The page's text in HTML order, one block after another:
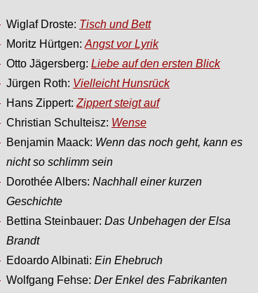
Wiglaf Droste: Tisch und Bett
Moritz Hürtgen: Angst vor Lyrik
Otto Jägersberg: Liebe auf den ersten Blick
Jürgen Roth: Vielleicht Hunsrück
Hans Zippert: Zippert steigt auf
Christian Schulteisz: Wense
Benjamin Maack: Wenn das noch geht, kann es
nicht so schlimm sein
Dorothée Albers: Nachhall einer kurzen
Geschichte
Bettina Steinbauer: Das Unbehagen der Elsa
Brandt
Edoardo Albinati: Ein Ehebruch
Wolfgang Fehse: Der Enkel des Fabrikanten